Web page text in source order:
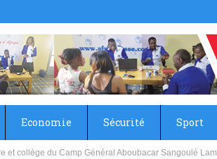
Economie Sécurité Sport
visage au CSPS de Cissin 17